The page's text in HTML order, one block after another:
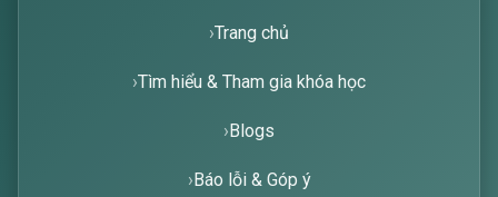
Trang chủ
Tìm hiểu & Tham gia khóa học
Blogs
Báo lỗi & Góp ý